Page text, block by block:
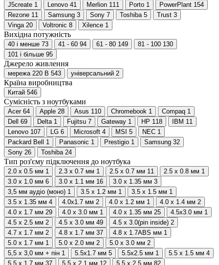
J5create 1 Lenovo 41 Merlion 111 Porto 1 PowerPlant 154
Rezone 11 Samsung 3 Sony 7 Toshiba 5 Trust 3
Vinga 20 Voltronic 8 Xilence 1
Вихідна потужність
40 і менше 73 41 - 60 94 61 - 80 149 81 - 100 130
101 і більше 95
Джерело живлення
мережа 220 В 543 універсальний 2
Країна виробництва
Китай 546
Сумісність з ноутбуками
Acer 64 Apple 28 Asus 110 Chromebook 1 Compaq 1
Dell
69 Delta 1 Fujitsu 7 Gateway 1 HP 118 IBM 11
Lenovo 107 LG 6 Microsoft 4 MSI 5 NEC 1
Packard Bell
1 Panasonic 1 Prestigio 1 Samsung 32
Sony 26 Toshiba 24
Тип роз'єму підключення до ноутбука
2.0 x 0.5 мм 1 2.3 x 0.7 мм 1 2.5 x 0.7 мм 11 2.5 x 0.8 мм 1
3.0 x 1.0 мм 6 3.0 x 1.1 мм 16 3.0 x 1.35 мм 3
3,5 мм аудіо (моно) 1 3.5 x 1.2 мм 1 3.5 x 1.5 мм 1
3.5 х 1.35 мм 4 4.0х1.7 мм 2 4.0 x 1.2 мм 1 4.0 x 1.4 мм 2
4.0 x 1.7 мм 29 4.0 x 3.0 мм 1 4.0 x 1.35 мм 25 4.5x3.0 мм 1
4.5 x 2.5 мм 2 4.5 x 3.0 мм 49 4.5 х 3.0(pin inside) 2
4.7 x 1.7 мм 2 4.8 x 1.7 мм 37 4.8 x 1.7ABS мм 1
5.0 x 1.7 мм 1 5.0 x 2.0 мм 2 5.0 x 3.0 мм 2
5,5 x 3,0 мм + пін 1 5.5х1.7 мм 5 5.5х2.5 мм 1 5.5 x 1.5 мм 4
5.5 x 1.7 мм 37 5.5 x 2.1 мм 12 5.5 x 2.5 мм 82